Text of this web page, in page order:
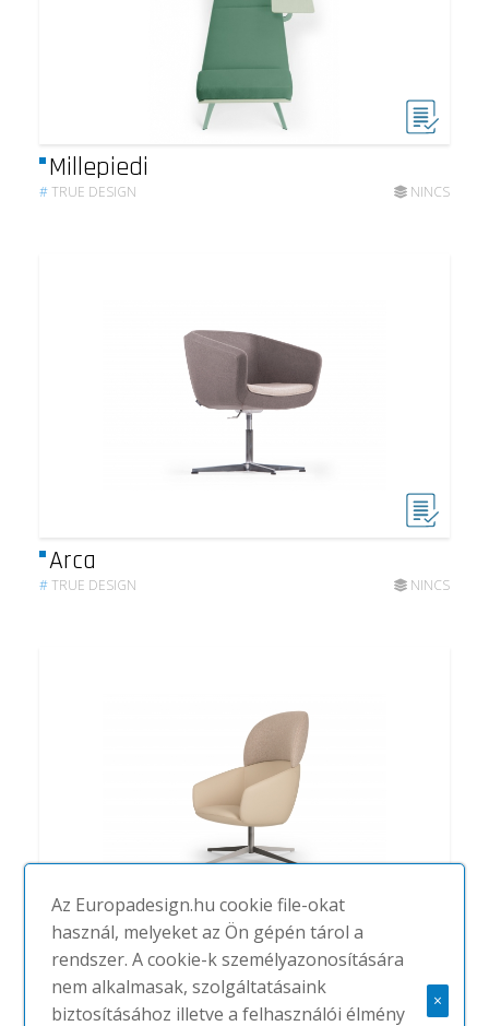
Millepiedi
#TRUE DESIGN NINCS
Arca
#TRUE DESIGN NINCS
Not
TRUE DESIGN
Az Europadesign.hu cookie file-okat
használ, melyeket az Ön gépén tárol a
rendszer. A cookie-k személyazonosítására
nem alkalmasak, szolgáltatásaink
biztosításához illetve a felhasználói élmény
×